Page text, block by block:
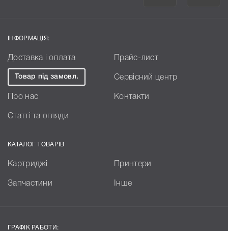
ІНФОРМАЦІЯ:
Доставка і оплата Прайс-лист
Товар під замовл. Сервісний центр
Про нас Контакти
Статті та огляди
КАТАЛОГ ТОВАРІВ
Картриджі Принтери
Запчастини Інше
ГРАФІК РАБОТИ: